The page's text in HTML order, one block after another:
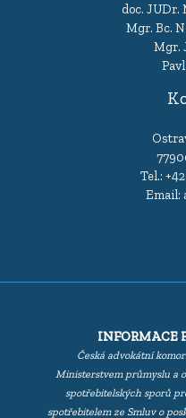
doc. JUDr.
Mgr. Bc.
Mgr.
Tel.:
Email:
INFORMACE
Česká advokátní
Ministerstvem průmyslu a
spotřebitelských sporů
spotřebitelem ze Smluv o